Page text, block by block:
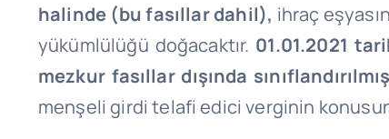
halinde (bu fasıllar dahil), ihraç
yükümlülüğü doğacaktır. 01.01.2021
mezkur fasıllar dışında
menşeli girdi telafi edici verginin